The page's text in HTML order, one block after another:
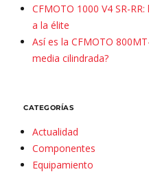
CFMOTO 1000 V4 SR-
a la élite
Así es la CFMOTO
media cilindrada?
CATEGORÍAS
Actualidad
Componentes
Equipamiento